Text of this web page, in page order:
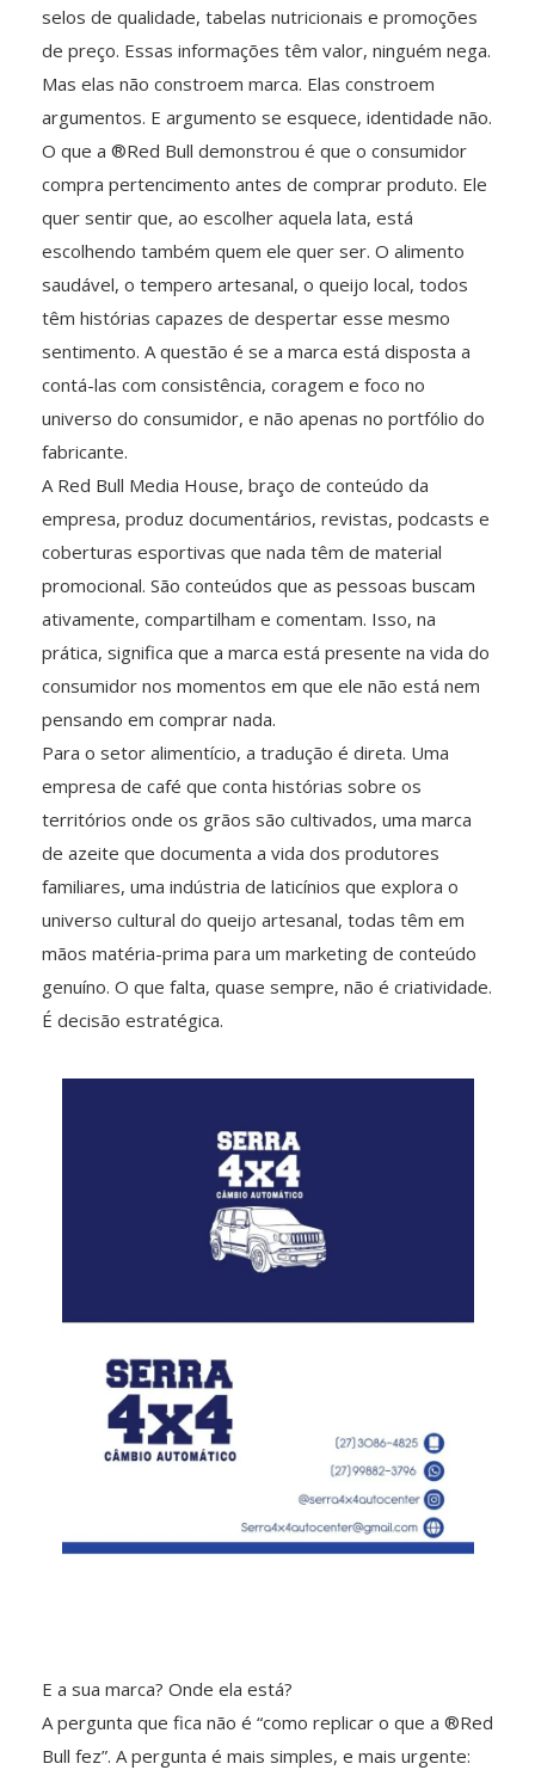
selos de qualidade, tabelas nutricionais e promoções
de preço. Essas informações têm valor, ninguém nega.
Mas elas não constroem marca. Elas constroem
argumentos. E argumento se esquece, identidade não.
O que a ®Red Bull demonstrou é que o consumidor
compra pertencimento antes de comprar produto. Ele
quer sentir que, ao escolher aquela lata, está
escolhendo também quem ele quer ser. O alimento
saudável, o tempero artesanal, o queijo local, todos
têm histórias capazes de despertar esse mesmo
sentimento. A questão é se a marca está disposta a
contá-las com consistência, coragem e foco no
universo do consumidor, e não apenas no portfólio do
fabricante.
A Red Bull Media House, braço de conteúdo da
empresa, produz documentários, revistas, podcasts e
coberturas esportivas que nada têm de material
promocional. São conteúdos que as pessoas buscam
ativamente, compartilham e comentam. Isso, na
prática, significa que a marca está presente na vida do
consumidor nos momentos em que ele não está nem
pensando em comprar nada.
Para o setor alimentício, a tradução é direta. Uma
empresa de café que conta histórias sobre os
territórios onde os grãos são cultivados, uma marca
de azeite que documenta a vida dos produtores
familiares, uma indústria de laticínios que explora o
universo cultural do queijo artesanal, todas têm em
mãos matéria-prima para um marketing de conteúdo
genuíno. O que falta, quase sempre, não é criatividade.
É decisão estratégica.
E a sua marca? Onde ela está?
A pergunta que fica não é “como replicar o que a ®Red
Bull fez”. A pergunta é mais simples, e mais urgente: